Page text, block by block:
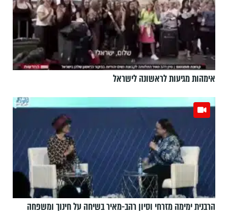
אימהות מגיעות לראשונה לישראל
הרבנית ימימה מזרחי וסיון רהב-מאיר בשיחה על חינוך ומשפחה